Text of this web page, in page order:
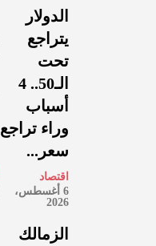
الدولار
يتراجع
تحت
الـ50.. 4
أسباب
وراء تراجع
سعر...
اقتصاد
6 أغسطس،
2026
الزمالك